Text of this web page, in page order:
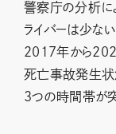
警察庁の分析に
ライバーは少ない
2017年から
死亡事故発生状
3つの時間帯が